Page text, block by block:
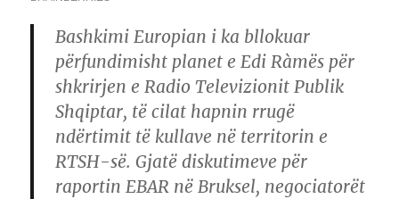
Bashkimi Europian i ka bllokuar
përfundimisht planet e Edi Ràmës për
shkrirjen e Radio Televizionit Publik
Shqiptar, të cilat hapnin rrugë
ndërtimit të kullave në territorin e
RTSH-së. Gjatë diskutimeve për
raportin EBAR në Bruksel, negociatorët